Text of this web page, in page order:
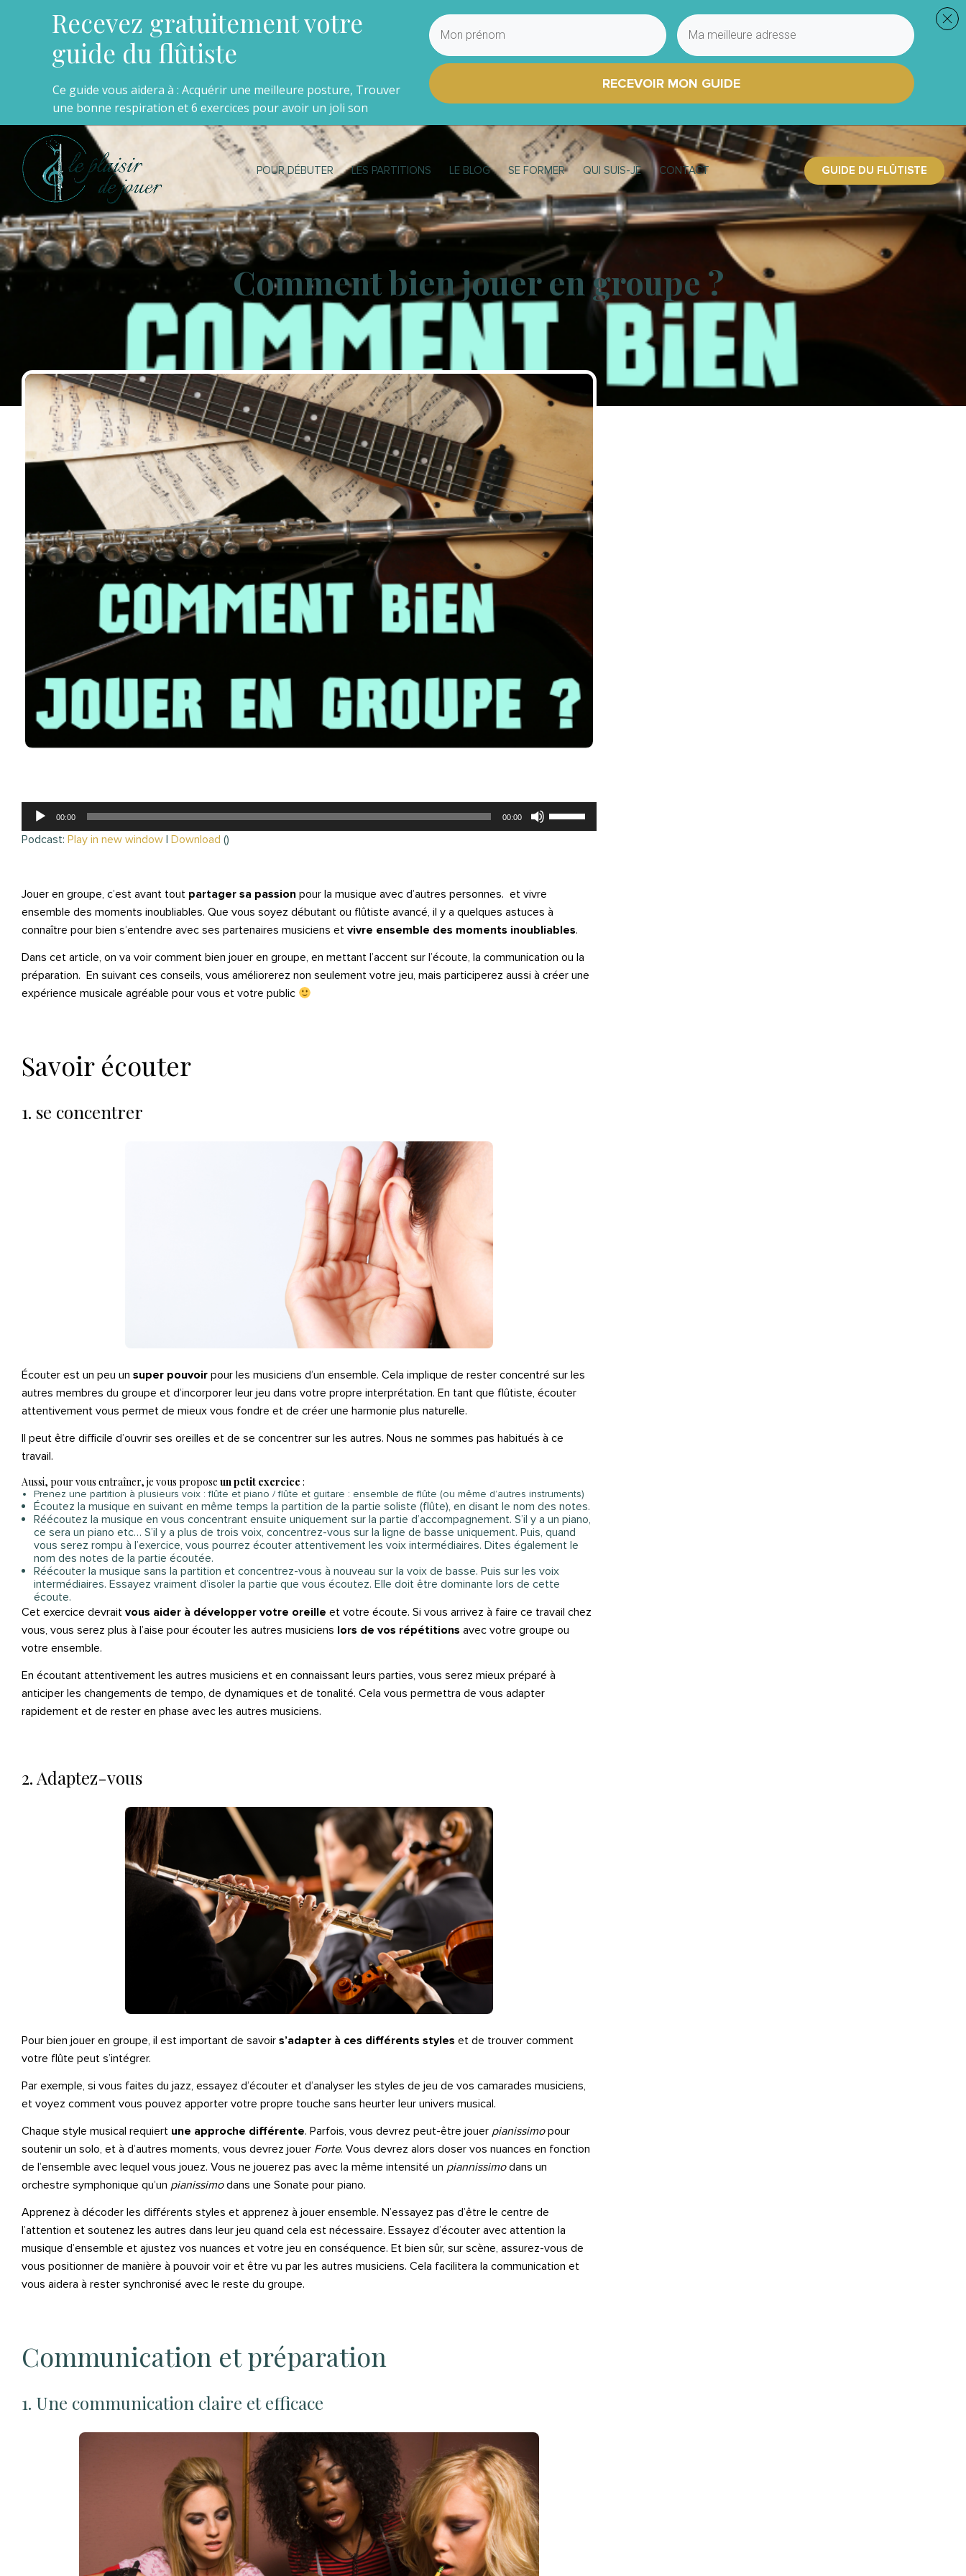
POUR DÉBUTER LES PARTITIONS LE BLOG SE FORMER QUI SUIS-JE CONTACT GUIDE DU FLÛTISTE
Comment bien jouer en groupe ?
Lecteur
audio
00:00 00:00
les
flèches
le
volume.
Podcast: Play in new window | Download ()
Jouer en groupe, c’est avant tout partager sa passion pour la musique avec d’autres personnes. et vivre
ensemble des moments inoubliables. Que vous soyez débutant ou flûtiste avancé, il y a quelques astuces à
connaître pour bien s’entendre avec ses partenaires musiciens et vivre ensemble des moments inoubliables.
Dans cet article, on va voir comment bien jouer en groupe, en mettant l’accent sur l’écoute, la communication ou la
préparation. En suivant ces conseils, vous améliorerez non seulement votre jeu, mais participerez aussi à créer une
expérience musicale agréable pour vous et votre public
Savoir écouter
1. se concentrer
Écouter est un peu un super pouvoir pour les musiciens d’un ensemble. Cela implique de rester concentré sur les
autres membres du groupe et d’incorporer leur jeu dans votre propre interprétation. En tant que flûtiste, écouter
attentivement vous permet de mieux vous fondre et de créer une harmonie plus naturelle.
Il peut être difficile d’ouvrir ses oreilles et de se concentrer sur les autres. Nous ne sommes pas habitués à ce
travail.
Aussi, pour vous entraîner, je vous propose un petit exercice :
Prenez une partition à plusieurs voix : flûte et piano / flûte et guitare : ensemble de flûte (ou même d’autres instruments)
Écoutez la musique en suivant en même temps la partition de la partie soliste (flûte), en disant le nom des notes.
Réécoutez la musique en vous concentrant ensuite uniquement sur la partie d’accompagnement. S’il y a un piano,
ce sera un piano etc… S’il y a plus de trois voix, concentrez-vous sur la ligne de basse uniquement. Puis, quand
vous serez rompu à l’exercice, vous pourrez écouter attentivement les voix intermédiaires. Dites également le
nom des notes de la partie écoutée.
Réécouter la musique sans la partition et concentrez-vous à nouveau sur la voix de basse. Puis sur les voix
intermédiaires. Essayez vraiment d’isoler la partie que vous écoutez. Elle doit être dominante lors de cette
écoute.
Cet exercice devrait vous aider à développer votre oreille et votre écoute. Si vous arrivez à faire ce travail chez
vous, vous serez plus à l’aise pour écouter les autres musiciens lors de vos répétitions avec votre groupe ou
votre ensemble.
En écoutant attentivement les autres musiciens et en connaissant leurs parties, vous serez mieux préparé à
anticiper les changements de tempo, de dynamiques et de tonalité. Cela vous permettra de vous adapter
rapidement et de rester en phase avec les autres musiciens.
2. Adaptez-vous
Pour bien jouer en groupe, il est important de savoir s’adapter à ces différents styles et de trouver comment
votre flûte peut s’intégrer.
Par exemple, si vous faites du jazz, essayez d’écouter et d’analyser les styles de jeu de vos camarades musiciens,
et voyez comment vous pouvez apporter votre propre touche sans heurter leur univers musical.
Chaque style musical requiert une approche différente. Parfois, vous devrez peut-être jouer pianissimopour
soutenir un solo, et à d’autres moments, vous devrez jouer Forte. Vous devrez alors doser vos nuances en fonction
de l’ensemble avec lequel vous jouez. Vous ne jouerez pas avec la même intensité un piannissimodans un
orchestre symphonique qu’un pianissimodans une Sonate pour piano.
Apprenez à décoder les différents styles et apprenez à jouer ensemble. N’essayez pas d’être le centre de
l’attention et soutenez les autres dans leur jeu quand cela est nécessaire. Essayez d’écouter avec attention la
musique d’ensemble et ajustez vos nuances et votre jeu en conséquence. Et bien sûr, sur scène, assurez-vous de
vous positionner de manière à pouvoir voir et être vu par les autres musiciens. Cela facilitera la communication et
vous aidera à rester synchronisé avec le reste du groupe.
Communication et préparation
1. Une communication claire et efficace
Recevez gratuitement votre
guide du flûtiste
Ce guide vous aidera à : Acquérir une meilleure posture, Trouver
une bonne respiration et 6 exercices pour avoir un joli son
RECEVOIR MON GUIDE